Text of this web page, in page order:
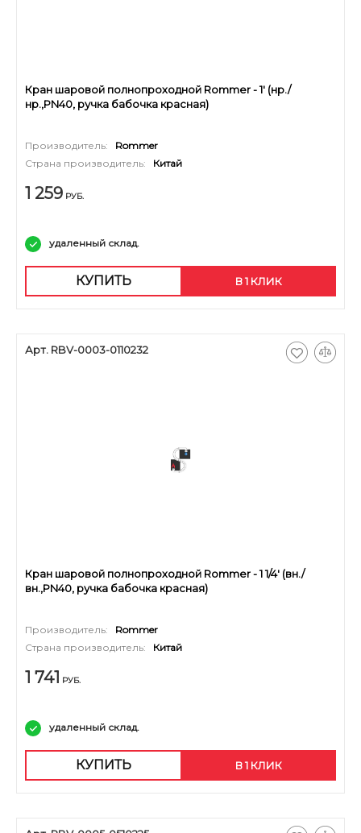
Кран шаровой полнопроходной Rommer - 1' (нр./
нр.,PN40, ручка бабочка красная)
Производитель:
Rommer
Страна производитель:
Китай
1 259 РУБ.
удаленный склад.
КУПИТЬ В 1 КЛИК
Арт. RBV-0003-0110232
Кран шаровой полнопроходной Rommer - 1 1/4' (вн./
вн.,PN40, ручка бабочка красная)
Производитель:
Rommer
Страна производитель:
Китай
1 741 РУБ.
удаленный склад.
КУПИТЬ В 1 КЛИК